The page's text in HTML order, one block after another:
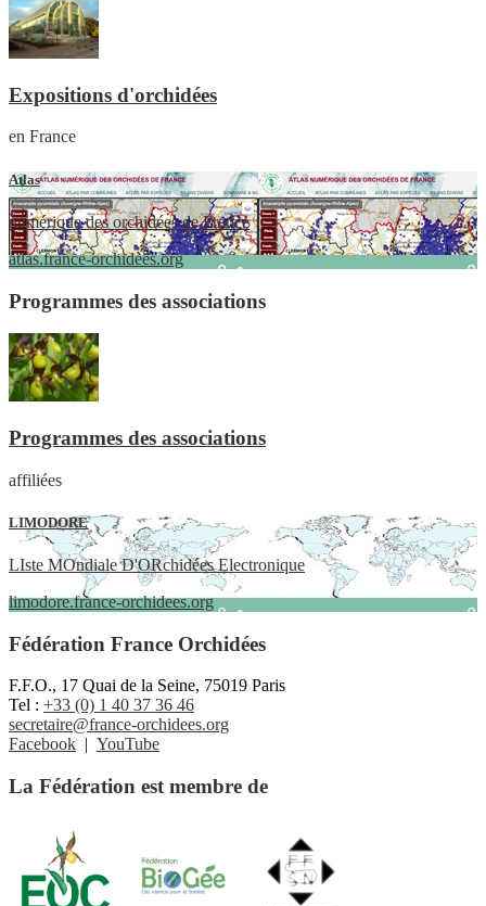
Expositions d'orchidées
en France
Atlas
numérique des orchidées de France
atlas.france-orchidees.org
Programmes des associations
Programmes des associations
affiliées
LIMODORE
LIste MOndiale D'ORchidées Electronique
limodore.france-orchidees.org
Fédération France Orchidées
F.F.O., 17 Quai de la Seine, 75019 Paris
Tel : +33 (0) 1 40 37 36 46
secretaire@france-orchidees.org
Facebook
YouTube
La Fédération est membre de